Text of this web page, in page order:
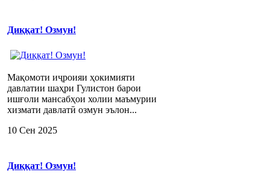
Диққат! Озмун!
Мақомоти иҷроияи ҳокимияти
давлатии шаҳри Гулистон барои
ишғоли мансабҳои холии маъмурии
хизмати давлатӣ озмун эълон...
10 Сен 2025
Диққат! Озмун!